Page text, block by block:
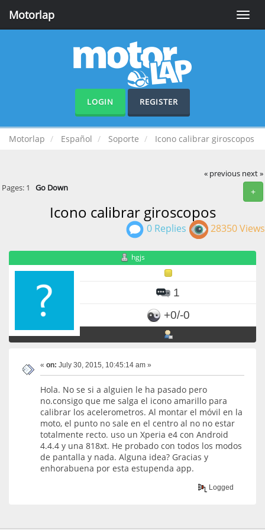
Toggle
Motorlap
LOGIN REGISTER
Motorlap Español Soporte Icono calibrar giroscopos
« previous next »
+
Pages: 1 Go Down
Icono calibrar giroscopos
0 Replies 28350 Views
hgjs
1
+0/-0
« on: July 30, 2015, 10:45:14 am »
Hola. No se si a alguien le ha pasado pero
no.consigo que me salga el icono amarillo para
calibrar los acelerometros. Al montar el móvil en la
moto, el punto no sale en el centro al no no estar
totalmente recto. uso un Xperia e4 con Android
4.4.4 y una 818xt. He probado con todos los modos
de pantalla y nada. Alguna idea? Gracias y
enhorabuena por esta estupenda app.
Logged